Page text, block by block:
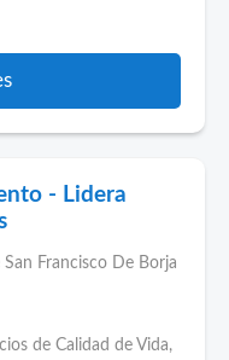
- Lidera
San Francisco De Borja
de Calidad de Vida,